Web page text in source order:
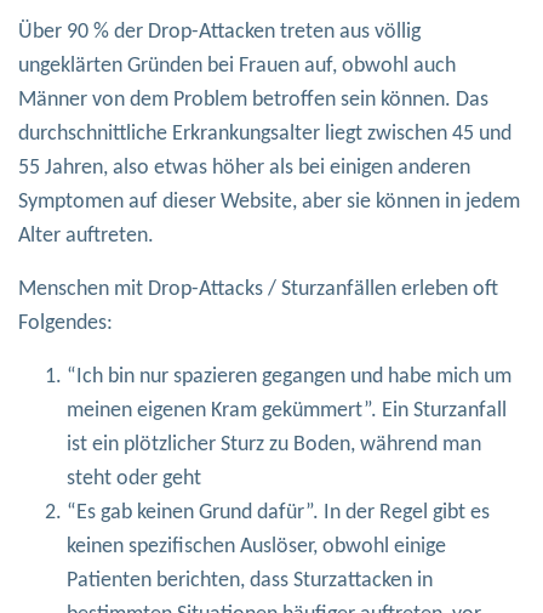
Über 90 % der Drop-Attacken treten aus völlig
ungeklärten Gründen bei Frauen auf, obwohl auch
Männer von dem Problem betroffen sein können. Das
durchschnittliche Erkrankungsalter liegt zwischen 45 und
55 Jahren, also etwas höher als bei einigen anderen
Symptomen auf dieser Website, aber sie können in jedem
Alter auftreten.
Menschen mit Drop-Attacks / Sturzanfällen erleben oft
Folgendes:
“Ich bin nur spazieren gegangen und habe mich um
meinen eigenen Kram gekümmert”. Ein Sturzanfall
ist ein plötzlicher Sturz zu Boden, während man
steht oder geht
“Es gab keinen Grund dafür”. In der Regel gibt es
keinen spezifischen Auslöser, obwohl einige
Patienten berichten, dass Sturzattacken in